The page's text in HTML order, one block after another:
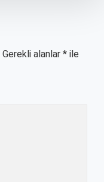
Gerekli alanlar * ile